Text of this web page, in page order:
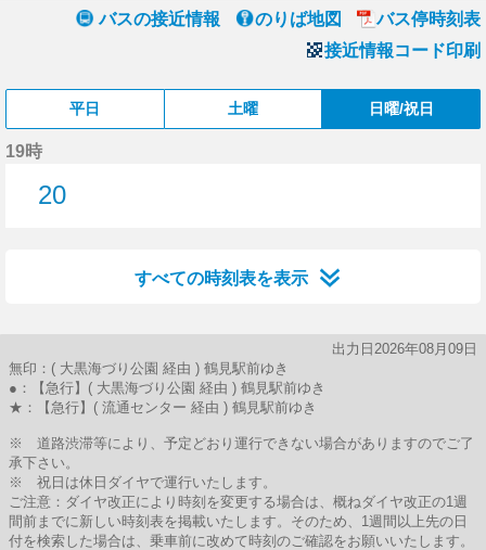
バスの接近情報 のりば地図
バス停時刻表
接近情報コード印刷
平日 土曜 日曜/祝日
19時
20
すべての時刻表を表示
出力日2026年08月09日
無印：( 大黒海づり公園 経由 ) 鶴見駅前ゆき
●：【急行】( 大黒海づり公園 経由 ) 鶴見駅前ゆき
★：【急行】( 流通センター 経由 ) 鶴見駅前ゆき
※ 道路渋滞等により、予定どおり運行できない場合がありますのでご了
承下さい。
※ 祝日は休日ダイヤで運行いたします。
ご注意：ダイヤ改正により時刻を変更する場合は、概ねダイヤ改正の1週
間前までに新しい時刻表を掲載いたします。そのため、1週間以上先の日
付を検索した場合は、乗車前に改めて時刻のご確認をお願いいたします。